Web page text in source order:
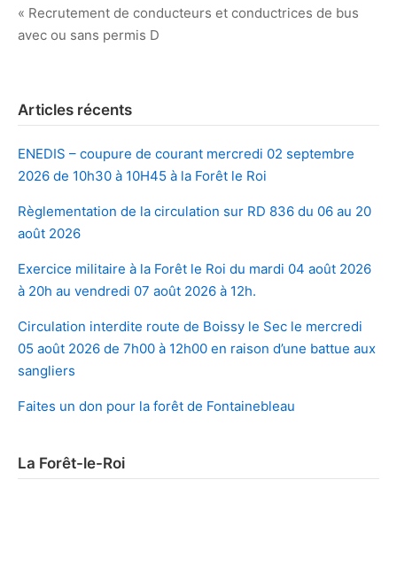
l’article
« Recrutement de conducteurs et conductrices de bus
avec ou sans permis D
Articles récents
ENEDIS – coupure de courant mercredi 02 septembre
2026 de 10h30 à 10H45 à la Forêt le Roi
Règlementation de la circulation sur RD 836 du 06 au 20
août 2026
Exercice militaire à la Forêt le Roi du mardi 04 août 2026
à 20h au vendredi 07 août 2026 à 12h.
Circulation interdite route de Boissy le Sec le mercredi
05 août 2026 de 7h00 à 12h00 en raison d’une battue aux
sangliers
Faites un don pour la forêt de Fontainebleau
La Forêt-le-Roi